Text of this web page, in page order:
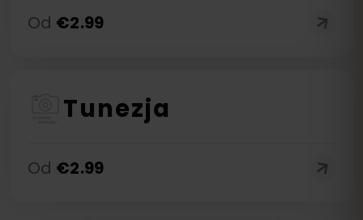
Od €2.99
Tunezja
Od €2.99